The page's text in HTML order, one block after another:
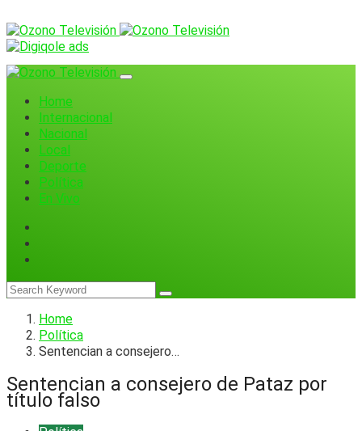
Home
Internacional
Nacional
Local
Deporte
Política
En Vivo
Home
Política
Sentencian a consejero…
Sentencian a consejero de Pataz por
título falso